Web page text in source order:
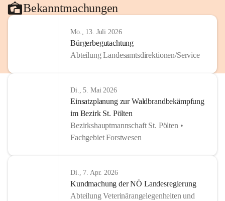
Bekanntmachungen
Mo., 13. Juli 2026
Bürgerbegutachtung
Abteilung Landesamtsdirektionen/Service
Di., 5. Mai 2026
Einsatzplanung zur Waldbrandbekämpfung
im Bezirk St. Pölten
Bezirkshauptmannschaft St. Pölten •
Fachgebiet Forstwesen
Di., 7. Apr. 2026
Kundmachung der NÖ Landesregierung
Abteilung Veterinärangelegenheiten und